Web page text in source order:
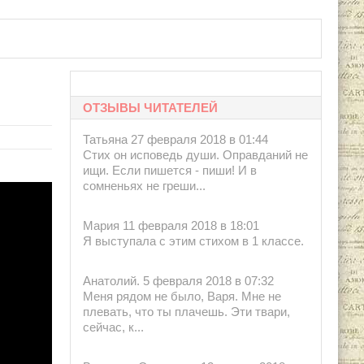
ОТЗЫВЫ ЧИТАТЕЛЕЙ
Татьяна 27 февраля 2018 в 01:44
Стих он исповедь души. Оправданий не
ищи. Если пишется - пиши! И в
сомненьях не греши...
Мария 11 февраля 2018 в 18:01
Я выступала с этим стихом в 1 классе.
Анатолий. 5 февраля 2018 в 07:32
Меня рядом не было, Варя. Мне не
плевать, что ты плачешь. Эти твари,
сейчас, к...